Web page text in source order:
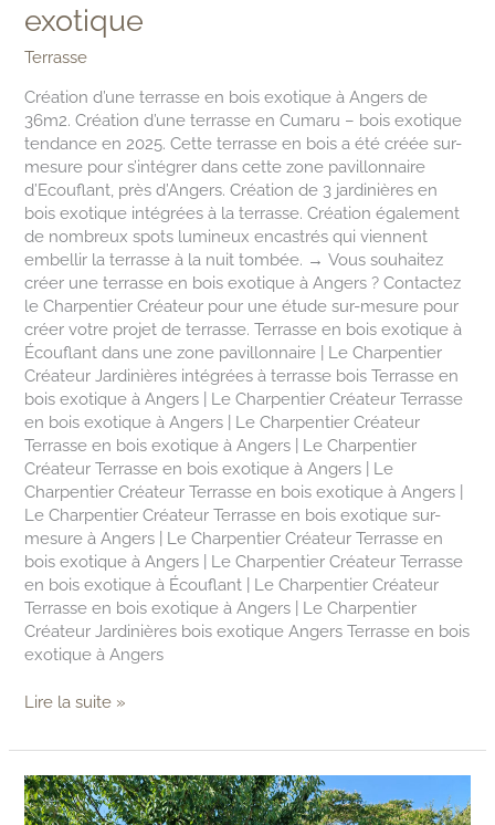
exotique
Terrasse
Création d’une terrasse en bois exotique à Angers de
36m2. Création d’une terrasse en Cumaru – bois exotique
tendance en 2025. Cette terrasse en bois a été créée sur-
mesure pour s’intégrer dans cette zone pavillonnaire
d’Ecouflant, près d’Angers. Création de 3 jardinières en
bois exotique intégrées à la terrasse. Création également
de nombreux spots lumineux encastrés qui viennent
embellir la terrasse à la nuit tombée. → Vous souhaitez
créer une terrasse en bois exotique à Angers ? Contactez
le Charpentier Créateur pour une étude sur-mesure pour
créer votre projet de terrasse. Terrasse en bois exotique à
Écouflant dans une zone pavillonnaire | Le Charpentier
Créateur Jardinières intégrées à terrasse bois Terrasse en
bois exotique à Angers | Le Charpentier Créateur Terrasse
en bois exotique à Angers | Le Charpentier Créateur
Terrasse en bois exotique à Angers | Le Charpentier
Créateur Terrasse en bois exotique à Angers | Le
Charpentier Créateur Terrasse en bois exotique à Angers |
Le Charpentier Créateur Terrasse en bois exotique sur-
mesure à Angers | Le Charpentier Créateur Terrasse en
bois exotique à Angers | Le Charpentier Créateur Terrasse
en bois exotique à Écouflant | Le Charpentier Créateur
Terrasse en bois exotique à Angers | Le Charpentier
Créateur Jardinières bois exotique Angers Terrasse en bois
exotique à Angers
Lire la suite »
Création
clôture